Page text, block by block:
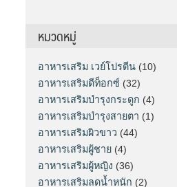
หมวดหมู่
อาหารเสริม เวย์โปรตีน (10)
อาหารเสริมดีท็อกซ์ (32)
อาหารเสริมบำรุงกระดูก (4)
อาหารเสริมบำรุงสายตา (1)
อาหารเสริมผิวขาว (44)
อาหารเสริมผู้ชาย (4)
อาหารเสริมผู้หญิง (36)
อาหารเสริมลดน้ำหนัก (2)